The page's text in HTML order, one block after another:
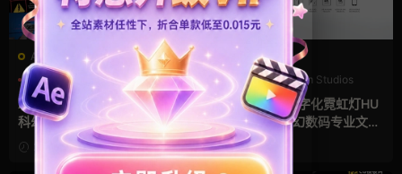
AE模板
HUD
交互 全息素材
AE模板：超过500个赛博朋克
科幻未来派全息UI元素素材模
板合集 Cyberpunk Folder
2021-12-23
FCPX字幕
HUD
Pixel Film Studios
交互
FCPX插件：数字化霓虹灯HU
D标题 30组科幻数码专业文字
标题动画预设 支持M1 ProIntr
o Sci-Fi
2021-11-16